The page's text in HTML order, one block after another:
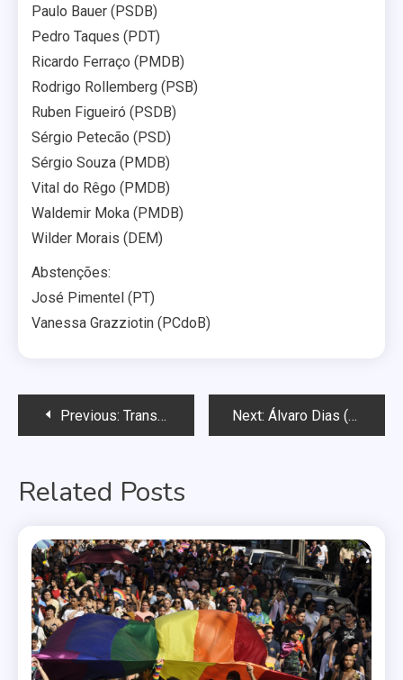
Paulo Bauer (PSDB)
Pedro Taques (PDT)
Ricardo Ferraço (PMDB)
Rodrigo Rollemberg (PSB)
Ruben Figueiró (PSDB)
Sérgio Petecão (PSD)
Sérgio Souza (PMDB)
Vital do Rêgo (PMDB)
Waldemir Moka (PMDB)
Wilder Morais (DEM)
Abstenções:
José Pimentel (PT)
Vanessa Grazziotin (PCdoB)
Navegação
Post
Previous: Transexual ganha na Justiça direito de usar banheiro das mulheres Next: Álvaro Dias (PSDB) também votou contra rojeto que criminalizava homofobia
Related Posts